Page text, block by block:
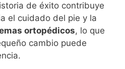
de éxito contribuye
el cuidado del pie y la
ortopédicos, lo que
cambio puede